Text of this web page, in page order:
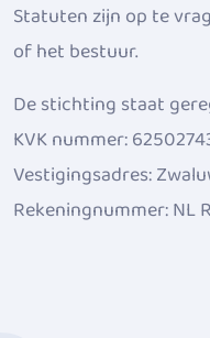
Statuten zijn op te
of het bestuur.
De stichting staat
KVK nummer:
Vestigingsadres:
Rekeningnummer: NL